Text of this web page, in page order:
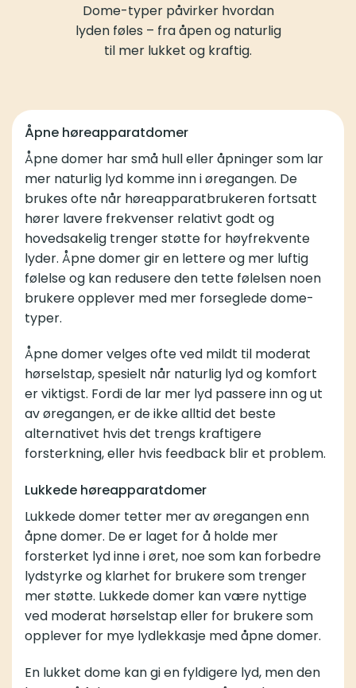
Dome-typer påvirker hvordan
lyden føles – fra åpen og naturlig
til mer lukket og kraftig.
Åpne høreapparatdomer
Åpne domer har små hull eller åpninger som lar
mer naturlig lyd komme inn i øregangen. De
brukes ofte når høreapparatbrukeren fortsatt
hører lavere frekvenser relativt godt og
hovedsakelig trenger støtte for høyfrekvente
lyder. Åpne domer gir en lettere og mer luftig
følelse og kan redusere den tette følelsen noen
brukere opplever med mer forseglede dome-
typer.
Åpne domer velges ofte ved mildt til moderat
hørselstap, spesielt når naturlig lyd og komfort
er viktigst. Fordi de lar mer lyd passere inn og ut
av øregangen, er de ikke alltid det beste
alternativet hvis det trengs kraftigere
forsterkning, eller hvis feedback blir et problem.
Lukkede høreapparatdomer
Lukkede domer tetter mer av øregangen enn
åpne domer. De er laget for å holde mer
forsterket lyd inne i øret, noe som kan forbedre
lydstyrke og klarhet for brukere som trenger
mer støtte. Lukkede domer kan være nyttige
ved moderat hørselstap eller for brukere som
opplever for mye lydlekkasje med åpne domer.
En lukket dome kan gi en fyldigere lyd, men den